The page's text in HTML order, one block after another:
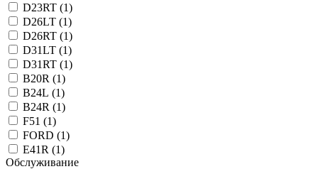
D23RT (1)
D26LT (1)
D26RT (1)
D31LT (1)
D31RT (1)
B20R (1)
B24L (1)
B24R (1)
F51 (1)
FORD (1)
E41R (1)
Обслуживание